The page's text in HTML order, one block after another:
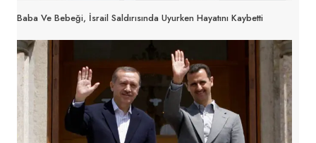
Baba Ve Bebeği, İsrail Saldırısında Uyurken Hayatını Kaybetti